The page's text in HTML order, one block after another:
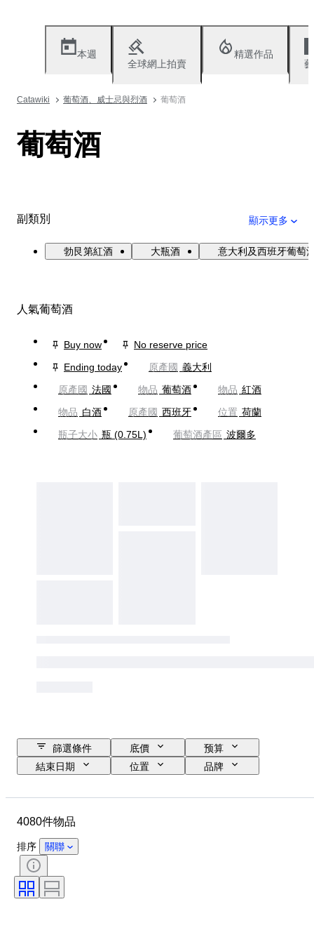
本週
全球網上拍賣
精選作品
Catawiki 葡萄酒、威士忌與烈酒 葡萄酒
葡萄酒
副類別 顯示更多
勃艮第紅酒 大瓶酒 意大利及西班牙葡萄
人氣葡萄酒
Buy now
No reserve price
Ending today
原產國 義大利
原產國 法國 物品 葡萄酒 物品 紅酒
物品 白酒 原產國 西班牙 位置 荷蘭
瓶子大小 瓶 (0.75L) 葡萄酒產區 波爾多
篩選條件 底價
预算
結束日期
位置
品牌
時期
葡萄酒產區
葡萄酒原產地命名控制／分類
Wine Fill Level
葡萄品種
4080件物品
排序 關聯